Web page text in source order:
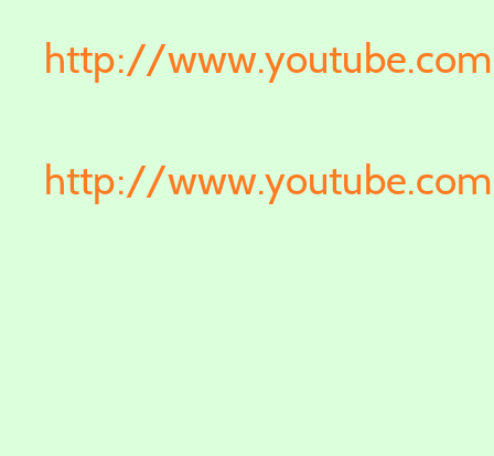
http://
http://